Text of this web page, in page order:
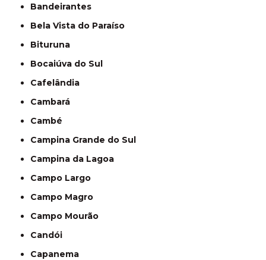
Bandeirantes
Bela Vista do Paraíso
Bituruna
Bocaiúva do Sul
Cafelândia
Cambará
Cambé
Campina Grande do Sul
Campina da Lagoa
Campo Largo
Campo Magro
Campo Mourão
Candói
Capanema